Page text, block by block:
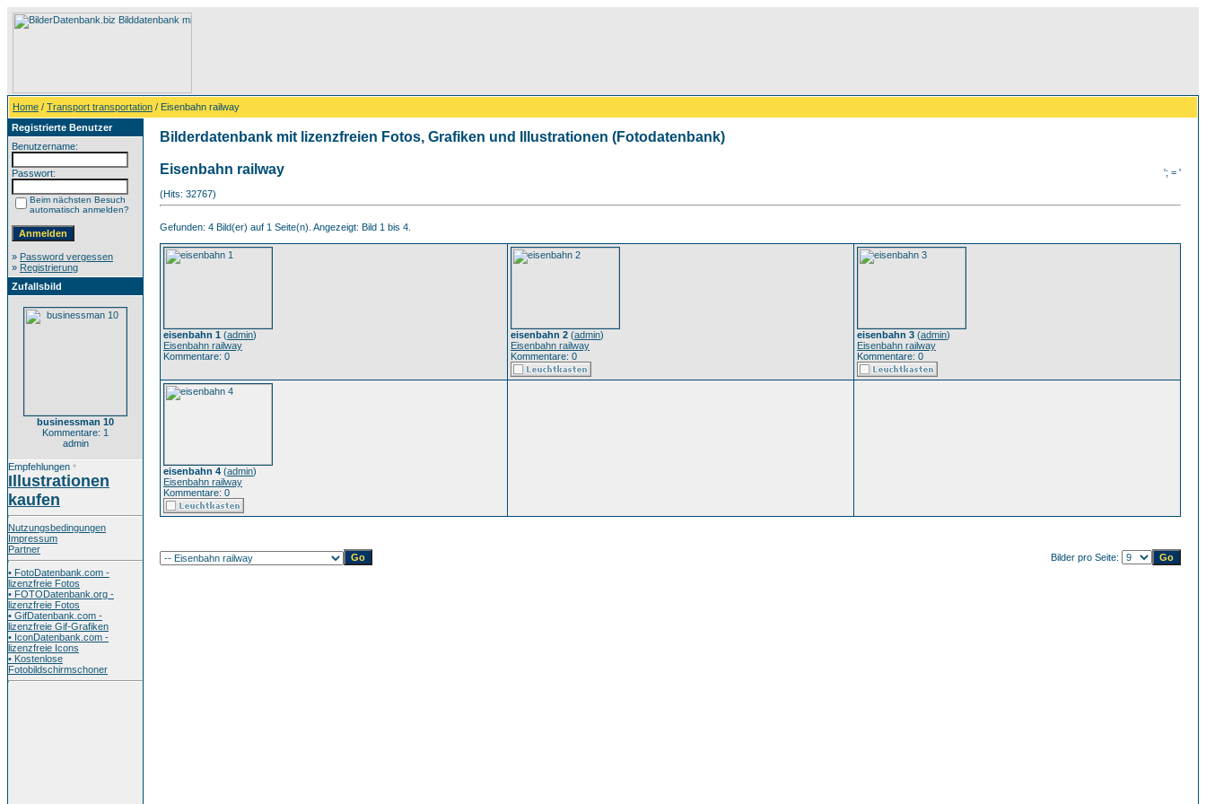
Home / Transport transportation / Eisenbahn railway
Registrierte Benutzer
Benutzername:
Passwort:
Beim nächsten Besuch
automatisch anmelden?
» Password vergessen
» Registrierung
Zufallsbild
businessman 10
Kommentare: 1
admin
Empfehlungen *
Illustrationen
kaufen
Nutzungsbedingungen
Impressum
Partner
• FotoDatenbank.com -
lizenzfreie Fotos
• FOTODatenbank.org -
lizenzfreie Fotos
• GifDatenbank.com -
lizenzfreie Gif-Grafiken
• IconDatenbank.com -
lizenzfreie Icons
• Kostenlose
Fotobildschirmschoner
Bilderdatenbank mit lizenzfreien Fotos, Grafiken und Illustrationen (Fotodatenbank)
Eisenbahn railway
'; = '
(Hits: 32767)
Gefunden: 4 Bild(er) auf 1 Seite(n). Angezeigt: Bild 1 bis 4.
eisenbahn 1 (admin)
Eisenbahn railway
Kommentare: 0
eisenbahn 2 (admin)
Eisenbahn railway
Kommentare: 0
eisenbahn 3 (admin)
Eisenbahn railway
Kommentare: 0
eisenbahn 4 (admin)
Eisenbahn railway
Kommentare: 0
Bilder pro Seite: